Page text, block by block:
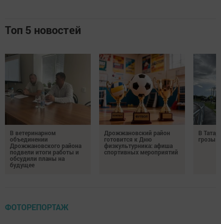
Топ 5 новостей
В ветеринарном
объединении
Дрожжановского района
подвели итоги работы и
обсудили планы на
будущее
Дрожжановский район
готовится к Дню
физкультурника: афиша
спортивных мероприятий
В
грозы
ФОТОРЕПОРТАЖ